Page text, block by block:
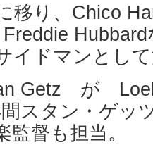
移り、Chico
イドマンとし
Getz が
スタン・ゲッ
督も担当。